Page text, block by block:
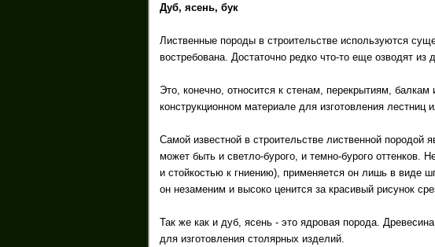
Дуб, ясень, бук
Лиственные породы в строительстве используются
востребована. Достаточно редко что-то еще озводят из
Это, конечно, относится к стенам, перекрытиям,
конструкционном материале для изготовления
Самой известной в строительстве лиственной породой
может быть и светло-бурого, и темно-бурого оттенков.
и стойкостью к гниению), применяется он лишь в виде
он незаменим и высоко ценится за красивый рисунок
Так же как и дуб, ясень - это ядровая порода.
для изготовления столярных изделий.